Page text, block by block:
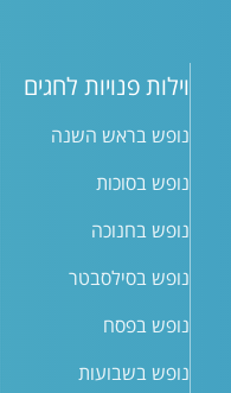
וילות פנויות לחגים
נופש בראש השנה
נופש בסוכות
נופש בחנוכה
נופש בסילסבטר
נופש בפסח
נופש בשבועות